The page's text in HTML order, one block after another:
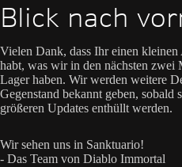
Blick nach
Vielen Dank, dass Ihr einen kleinen
habt, was wir in den nächsten
Lager haben. Wir werden weitere
Gegenstand bekannt geben,
größeren Updates enthüllt werden.
Wir sehen uns in Sanktuario!
- Das Team von Diablo Immortal